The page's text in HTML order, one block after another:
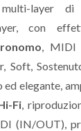
layer di
con
, MIDI
Soft,
ed elegante,
Fi ,
(IN/OUT),